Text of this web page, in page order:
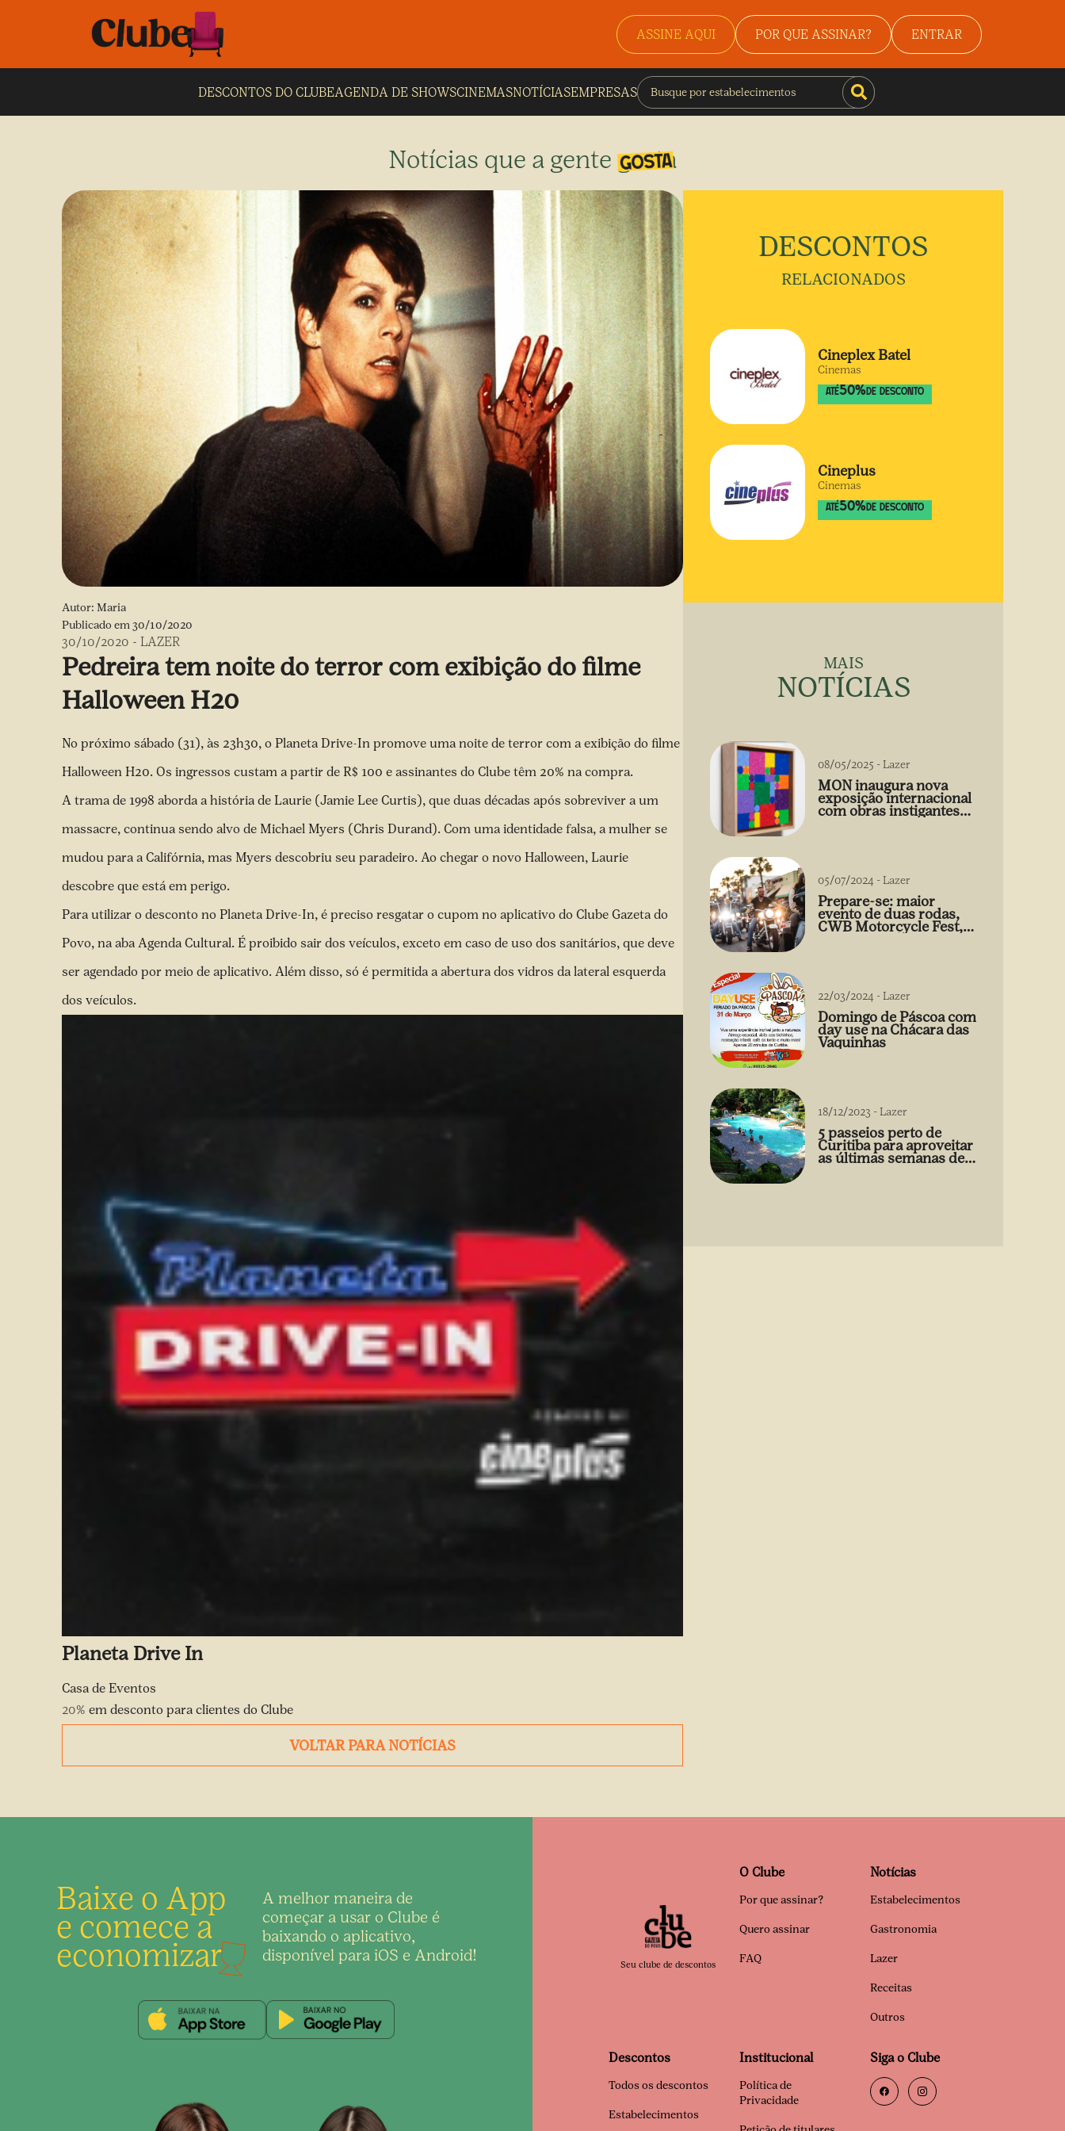
ASSINE AQUI POR QUE ASSINAR? ENTRAR
DESCONTOS DO CLUBEAGENDA DE SHOWSCINEMASNOTÍCIASEMPRESAS
Notícias que a gente gosta
Autor: Maria
Publicado em30/10/2020
30/10/2020 - LAZER
Pedreira tem noite do terror com exibição do filme
Halloween H20
No próximo sábado (31), às 23h30, o Planeta Drive-In promove uma noite de terror com a exibição do filme
Halloween H20. Os ingressos custam a partir de R$ 100 e assinantes do Clube têm 20% na compra.
A trama de 1998 aborda a história de Laurie (Jamie Lee Curtis), que duas décadas após sobreviver a um
massacre, continua sendo alvo de Michael Myers (Chris Durand). Com uma identidade falsa, a mulher se
mudou para a Califórnia, mas Myers descobriu seu paradeiro. Ao chegar o novo Halloween, Laurie
descobre que está em perigo.
Para utilizar o desconto no Planeta Drive-In, é preciso resgatar o cupom no aplicativo do Clube Gazeta do
Povo, na aba Agenda Cultural. É proibido sair dos veículos, exceto em caso de uso dos sanitários, que deve
ser agendado por meio de aplicativo. Além disso, só é permitida a abertura dos vidros da lateral esquerda
dos veículos.
Planeta Drive In
Casa de Eventos
20% em desconto para clientes do Clube
VOLTAR PARA NOTÍCIAS
DESCONTOS
RELACIONADOS
Cineplex Batel
Cinemas
ATÉ50%DE DESCONTO
Cineplus
Cinemas
ATÉ50%DE DESCONTO
MAIS
NOTÍCIAS
08/05/2025 -Lazer
MON inaugura nova
exposição internacional
com obras instigantes
de Gabriel de la Mora
05/07/2024 -Lazer
Prepare-se: maior
evento de duas rodas,
CWB Motorcycle Fest,
acontece 03/08
22/03/2024 -Lazer
Domingo de Páscoa com
day use na Chácara das
Vaquinhas
18/12/2023 -Lazer
5 passeios perto de
Curitiba para aproveitar
as últimas semanas de
Baixe o App
e comece a
economizar
A melhor maneira de
começar a usar o Clube é
baixando o aplicativo,
disponível para iOS e Android!
Seu clube de descontos
O Clube
Por que assinar?
Quero assinar
FAQ
Notícias
Estabelecimentos
Gastronomia
Lazer
Receitas
Outros
Descontos
Todos os descontos
Estabelecimentos
Institucional
Política de
Privacidade
Siga o Clube